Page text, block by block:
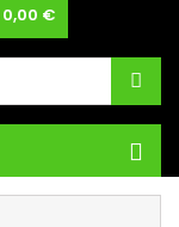
0,00 €